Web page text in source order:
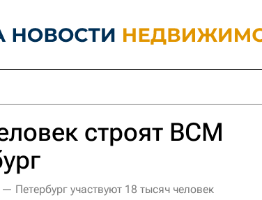
строят ВСМ
участвуют 18 тысяч человек